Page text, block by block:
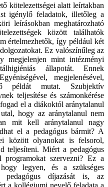
kötelezettségei alatt leírtakban
igénylő feladatok, illetőleg a
leírásokban meghatározható
között találhatók
értelmezhetők, így például két
Ez valószínűleg az
megjelenjen mint intézményi
állapotát. Ennek
megjelenésével,
példát mutat. Szubjektív
teljesítése és számonkérése
el a diákoktól aránytalanul
hogy az aránytalanul nem
mit kell aránytalanul nagy
el a pedagógus bármit? A
között olyanokat is felsorol,
teljesíteni. Miért a pedagógus
programokat szervezni? Ez a
legyen, és a szükséges
díjazását is, az
a kollégiumi nevelő feladata a